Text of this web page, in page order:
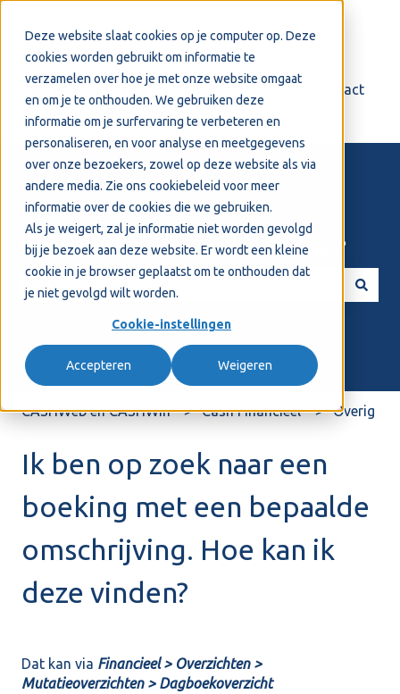
Deze website slaat cookies op je computer op. Deze
cookies worden gebruikt om informatie te
verzamelen over hoe je met onze website omgaat
en om je te onthouden. We gebruiken deze
informatie om je surfervaring te verbeteren en
personaliseren, en voor analyse en meetgegevens
over onze bezoekers, zowel op deze website als via
andere media. Zie ons cookiebeleid voor meer
informatie over de cookies die we gebruiken.
Als je weigert, zal je informatie niet worden gevolgd
bij je bezoek aan deze website. Er wordt een kleine
cookie in je browser geplaatst om te onthouden dat
je niet gevolgd wilt worden.
Cookie-instellingen
Accepteren Weigeren
Support Contact
Welkom! Hoe kunnen we je helpen?
CASHWeb en CASHWin Cash Financieel Overig
Ik ben op zoek naar een
boeking met een bepaalde
omschrijving. Hoe kan ik
deze vinden?
Dat kan via Financieel > Overzichten >
Mutatieoverzichten > Dagboekoverzicht